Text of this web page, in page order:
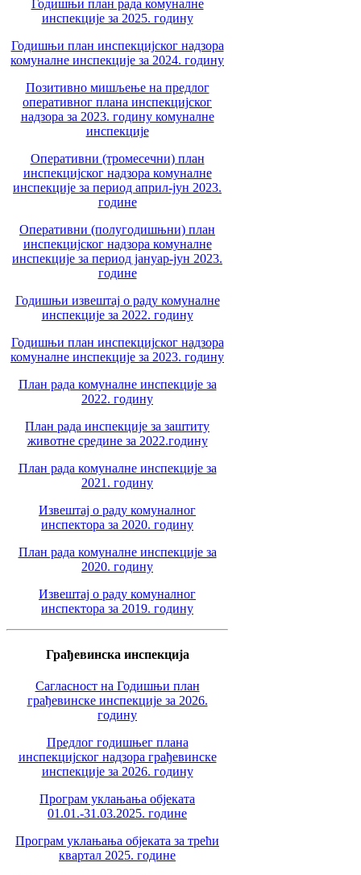
Годишњи план рада комуналне
инспекције за 2025. годину
Годишњи план инспекцијског надзора
комуналне инспекције за 2024. годину
Позитивно мишљење на предлог
оперативног плана инспекцијског
надзора за 2023. годину комуналне
инспекције
Оперативни (тромесечни) план
инспекцијског надзора комуналне
инспекције за период април-јун 2023.
године
Оперативни (полугодишњни) план
инспекцијског надзора комуналне
инспекције за период јануар-јун 2023.
године
Годишњи извештај о раду комуналне
инспекције за 2022. годину
Годишњи план инспекцијског надзора
комуналне инспекције за 2023. годину
План рада комуналне инспекције за
2022. годину
План рада инспекције за заштиту
животне средине за 2022.годину
План рада комуналне инспекције за
2021. годину
Извештај о раду комуналног
инспектора за 2020. годину
План рада комуналне инспекције за
2020. годину
Извештај о раду комуналног
инспектора за 2019. годину
Грађевинска инспекција
Сагласност на Годишњи план
грађевинске инспекције за 2026.
годину
Предлог годишњег плана
инспекцијског надзора грађевинске
инспекције за 2026. годину
Програм уклањања објеката
01.01.-31.03.2025. године
Програм уклањања објеката за трећи
квартал 2025. године